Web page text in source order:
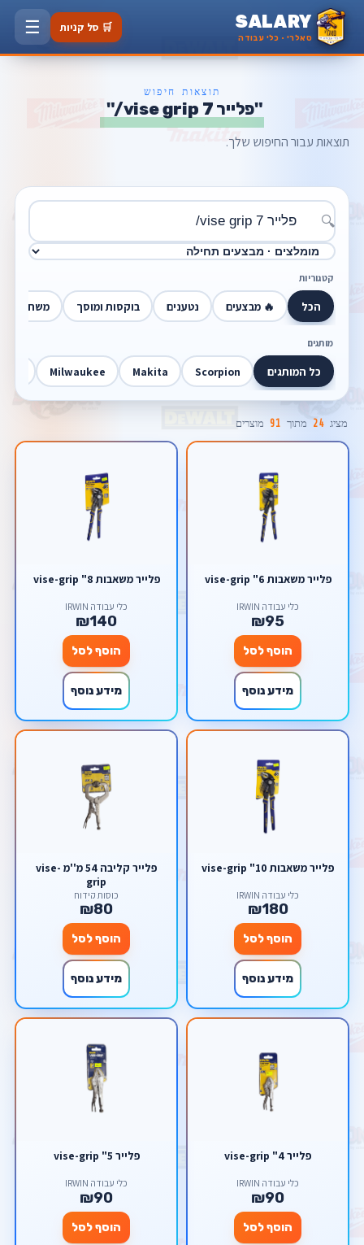
SALARY
סאלרי · כלי עבודה
🛒 סל קניות ☰
תוצאות חיפוש
"פלייר 7 vise grip/"
תוצאות עבור החיפוש שלך.
🔍
קטגוריות
הכל 🔥 מבצעים נטענים בוקסות ומוסך משחזות
מותגים
כל המותגים Scorpion
Makita
Milwaukee
מציג 24 מתוך 91 מוצרים
פלייר משאבות 6" vise-grip
כלי עבודה IRWIN
₪95
הוסף לסל
מידע נוסף
פלייר משאבות 8" vise-grip
כלי עבודה IRWIN
₪140
הוסף לסל
מידע נוסף
פלייר משאבות 10" vise-grip
כלי עבודה IRWIN
₪180
הוסף לסל
מידע נוסף
פלייר קליבה 54 מ''מ vise-
grip
כוסות קידוח
₪80
הוסף לסל
מידע נוסף
פלייר 4" vise-grip
כלי עבודה IRWIN
₪90
הוסף לסל
פלייר 5" vise-grip
כלי עבודה IRWIN
₪90
הוסף לסל